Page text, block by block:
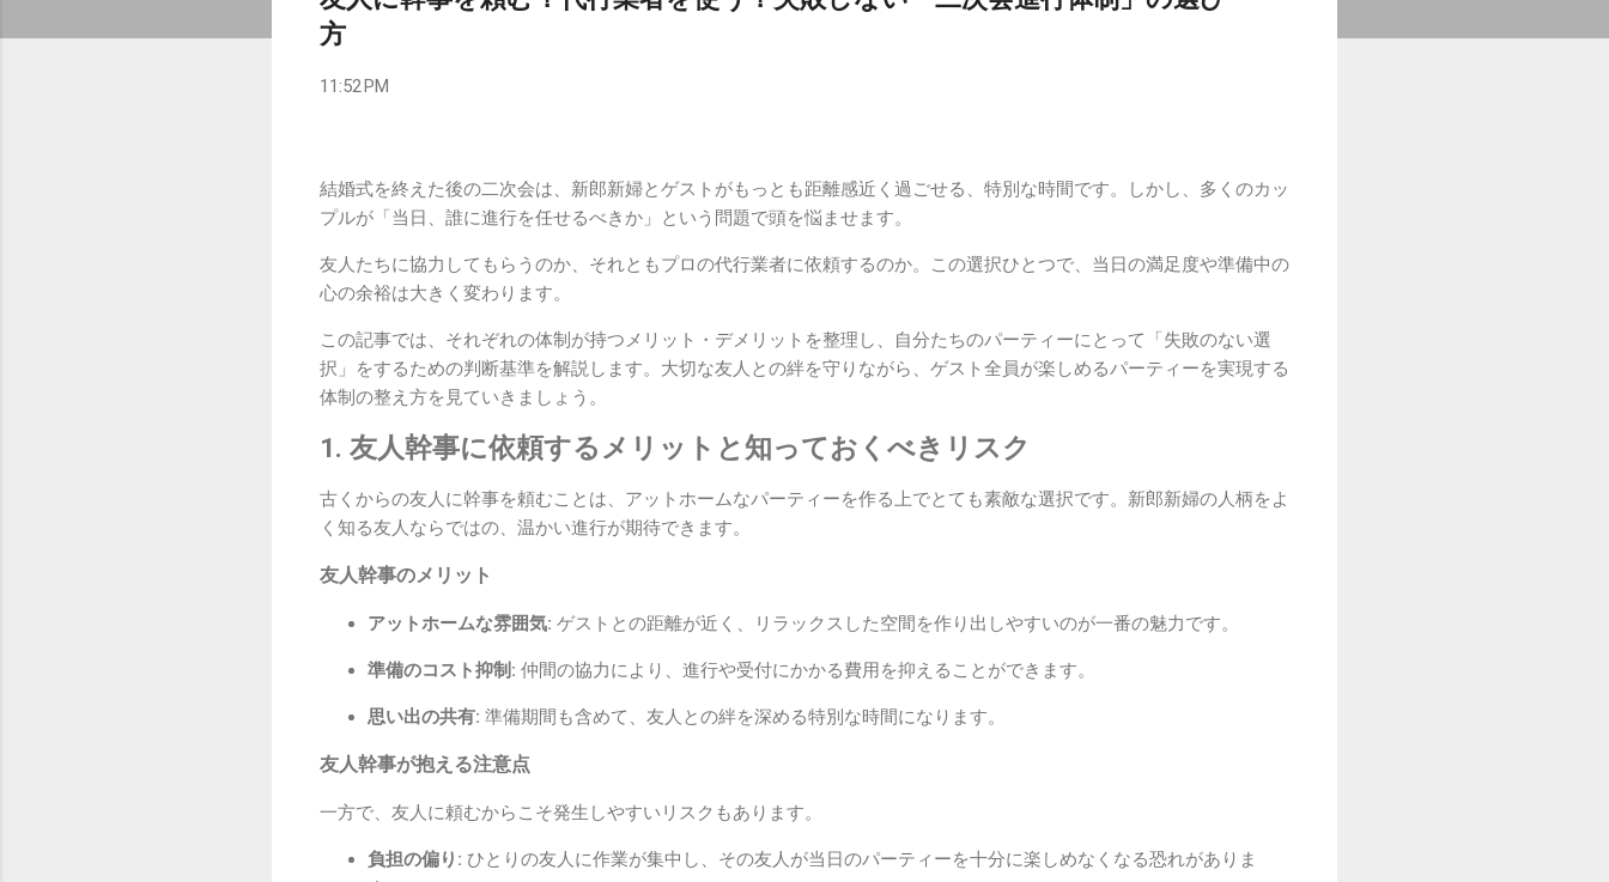
方
11:52 PM
結婚式を終えた後の二次会は、新郎新婦とゲストがもっとも距離感近く過ごせる、特別な時間です。しかし、多くのカッ
プルが「当日、誰に進行を任せるべきか」という問題で頭を悩ませます。
友人たちに協力してもらうのか、それともプロの代行業者に依頼するのか。この選択ひとつで、当日の満足度や準備中の
心の余裕は大きく変わります。
この記事では、それぞれの体制が持つメリット・デメリットを整理し、自分たちのパーティーにとって「失敗のない選
択」をするための判断基準を解説します。大切な友人との絆を守りながら、ゲスト全員が楽しめるパーティーを実現する
体制の整え方を見ていきましょう。
1. 友人幹事に依頼するメリットと知っておくべきリスク
古くからの友人に幹事を頼むことは、アットホームなパーティーを作る上でとても素敵な選択です。新郎新婦の人柄をよ
く知る友人ならではの、温かい進行が期待できます。
友人幹事のメリット
アットホームな雰囲気: ゲストとの距離が近く、リラックスした空間を作り出しやすいのが一番の魅力です。
準備のコスト抑制: 仲間の協力により、進行や受付にかかる費用を抑えることができます。
思い出の共有: 準備期間も含めて、友人との絆を深める特別な時間になります。
友人幹事が抱える注意点
一方で、友人に頼むからこそ発生しやすいリスクもあります。
負担の偏り: ひとりの友人に作業が集中し、その友人が当日のパーティーを十分に楽しめなくなる恐れがありま